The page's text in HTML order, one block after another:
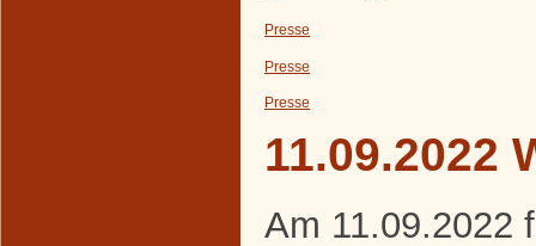
Presse
Presse
Presse
11.09.2022
Am 11.09.2022